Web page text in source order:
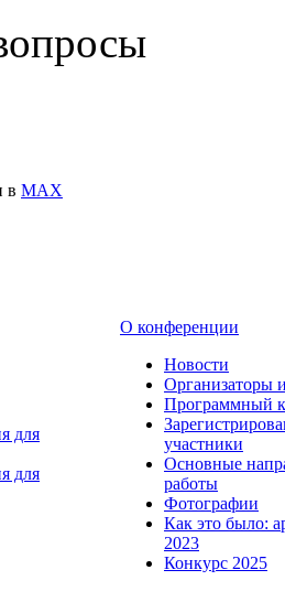
в МАХ
для
для
О конференции
Новости
Организаторы
Программный
участники
Основные
работы
Фотографии
Как это было:
2023
Конкурс 2025